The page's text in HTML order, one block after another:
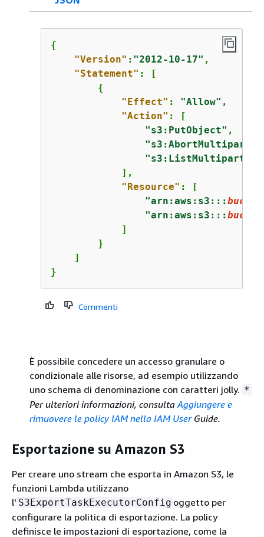
{
"Version" : "2012-10-17" ,
"Statement" : [
{
"Effect" : "Allow" ,
"Action" : [
"s3:PutObject" ,
            ],
"Resource" : [
"arn:aws:s3:::
"arn:aws:s3:::
            ]
        }
    ]
}
Commenti
È possibile concedere un accesso granulare o
condizionale alle risorse, ad esempio utilizzando
uno schema di denominazione con caratteri jolly. *
Per ulteriori informazioni, consulta Aggiungere e
rimuovere le policy IAM nella IAM UserGuide.
Esportazione su Amazon S3
Per creare uno stream che esporta in Amazon S3, le
funzioni Lambda utilizzano
l' S3ExportTaskExecutorConfig oggetto per
configurare la politica di esportazione. La policy
definisce le impostazioni di esportazione, come la